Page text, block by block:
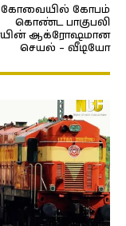
கோவையில் கோபம்
கொண்ட பாகுபலி
ஆக்ரோஷமான
செயல் – வீடியோ